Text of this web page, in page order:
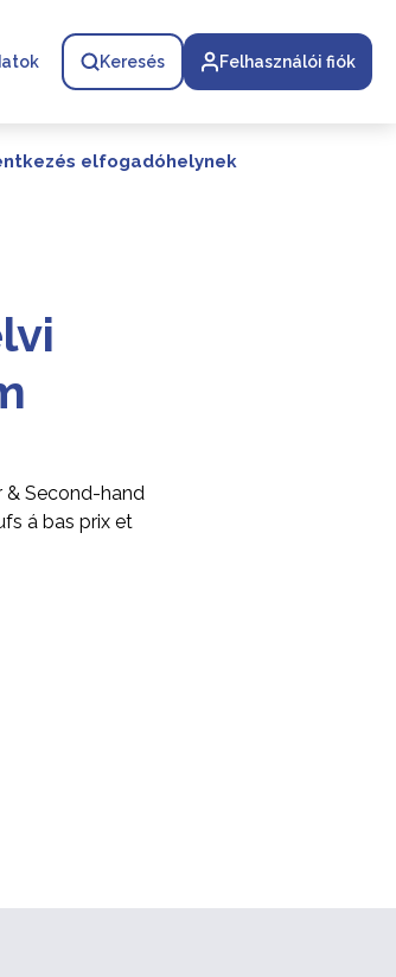
Keresés Felhasználói fiók
elfogadóhelynek
& Second-hand
á bas prix et